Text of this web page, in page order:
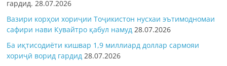
гардид.28.07.2026
Вазири корҳои хориҷии Тоҷикистон нусхаи эътимодномаи
сафири нави Кувайтро қабул намуд 28.07.2026
Ба иқтисодиёти кишвар 1,9 миллиард доллар сармояи
хориҷӣ ворид гардид 28.07.2026